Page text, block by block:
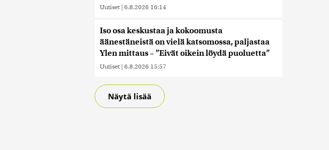
Uutiset | 6.8.2026 16:14
Iso osa keskustaa ja kokoomusta
äänestäneistä on vielä katsomossa, paljastaa
Ylen mittaus – ”Eivät oikein löydä puoluetta”
Uutiset | 6.8.2026 15:57
Näytä lisää